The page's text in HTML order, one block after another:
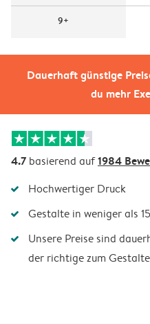
Dauerhaft günstige
du mehr
9+
4.7 basierend auf1984
Hochwertiger Druck
Gestalte in weniger als
Unsere Preise sind
der richtige zum